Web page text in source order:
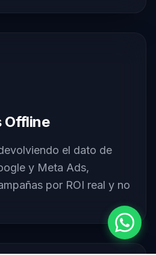
Offline
el dato de
y Meta Ads,
por ROI real y no